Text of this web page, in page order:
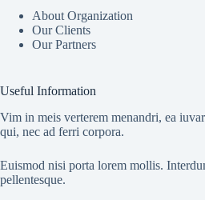
About Organization
Our Clients
Our Partners
Useful Information
Vim in meis verterem menandri, ea
qui, nec ad ferri corpora.
Euismod nisi porta lorem mollis.
pellentesque.